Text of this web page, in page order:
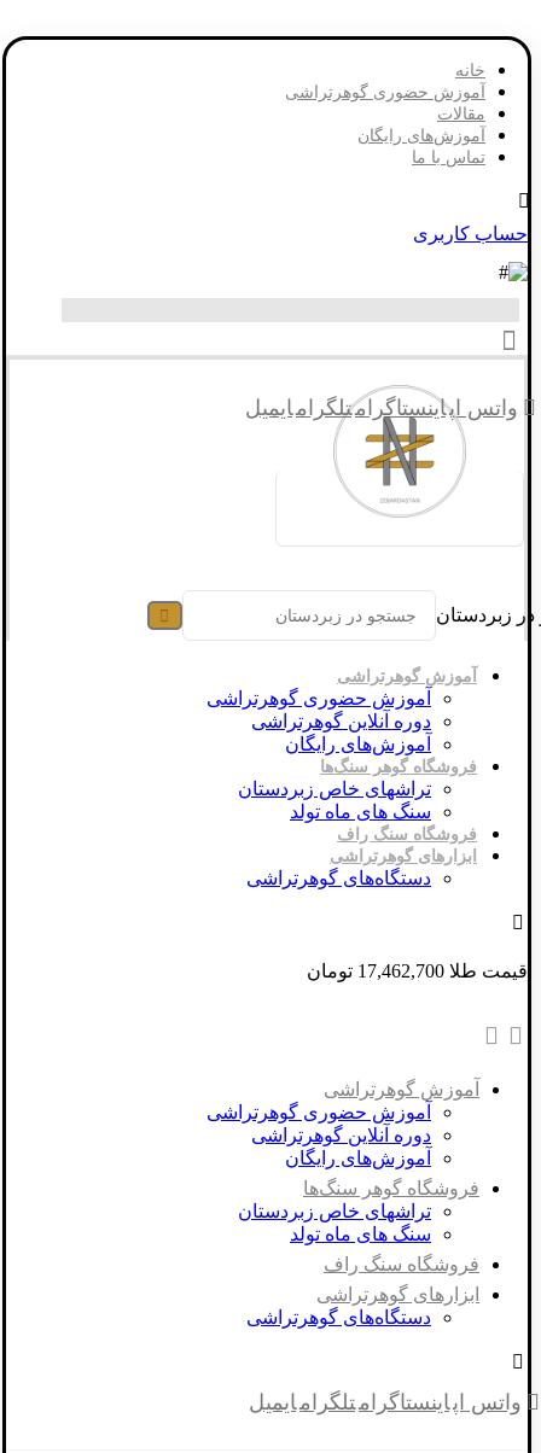
خانه
آموزش حضوری گوهرتراشی
مقالات
آموزش‌های رایگان
تماس با ما
حساب کاربری
واتس اپاینستاگرامتلگرامایمیل
زبردستان
آموزش گوهرتراشی
آموزش حضوری گوهرتراشی
دوره آنلاین گوهرتراشی
آموزش‌های رایگان
فروشگاه گوهر سنگ‌ها
تراشهای خاص زبردستان
سنگ های ماه تولد
فروشگاه سنگ راف
ابزارهای گوهرتراشی
دستگاه‌های گوهرتراشی
قیمت طلا 17,462,700 تومان
آموزش گوهرتراشی
آموزش حضوری گوهرتراشی
دوره آنلاین گوهرتراشی
آموزش‌های رایگان
فروشگاه گوهر سنگ‌ها
تراشهای خاص زبردستان
سنگ های ماه تولد
فروشگاه سنگ راف
ابزارهای گوهرتراشی
دستگاه‌های گوهرتراشی
واتس اپاینستاگرامتلگرامایمیل